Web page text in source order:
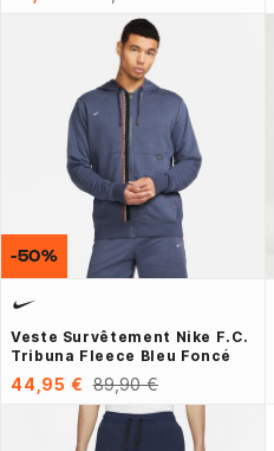
Veste Survêtement Nike F.C.
Tribuna Fleece Bleu Foncé
44,95 € 89,90 €
-50%